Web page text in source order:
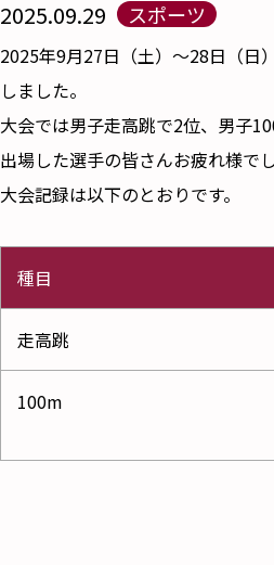
2025.09.29 スポーツ
2025年9月27日（土）～28日（日
しました。
大会では男子走高跳で2位、男子
出場した選手の皆さんお疲れ様で
大会記録は以下のとおりです。
種目
走高跳
100m